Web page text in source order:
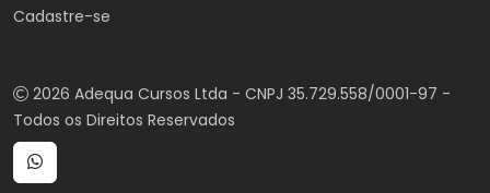
Cadastre-se
2026 Adequa Cursos Ltda - CNPJ 35.729.558/0001-97 -
Todos os Direitos Reservados